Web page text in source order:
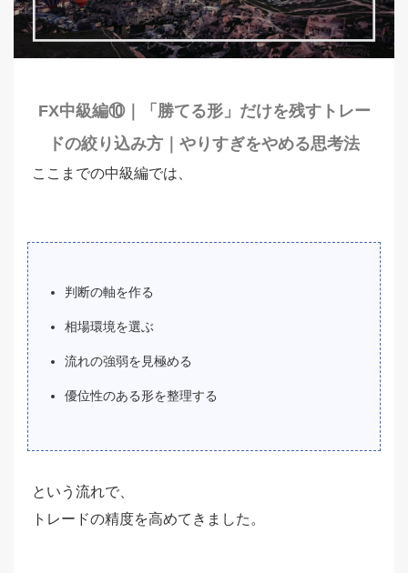
FX中級編⑩｜「勝てる形」だけを残すトレー
ドの絞り込み方｜やりすぎをやめる思考法
ここまでの中級編では、
判断の軸を作る
相場環境を選ぶ
流れの強弱を見極める
優位性のある形を整理する
という流れで、
トレードの精度を高めてきました。